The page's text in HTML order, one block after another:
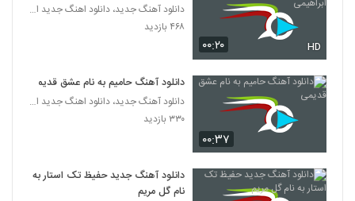
564
دانلود آهنگ غم تنهایی از امین بانی
۲,۹۱۲ بازدید
دانلود آهنگ امین بانی کنارم بمون (Amin
bani Kenaram Bemon)
566
bani Bego Kojaei)
۰۰:۲۰ HD
دانلود آهنگ جدید، دانلود اهنگ جدید ایرانی
۴۶۸ بازدید
۰۰:۳۷
دانلود آهنگ حامیم به نام عشق قدیمی
دانلود آهنگ جدید، دانلود اهنگ جدید ایرانی
۳۳۰ بازدید
دانلود آهنگ جدید حفیظ تک استار به
نام گل مریم